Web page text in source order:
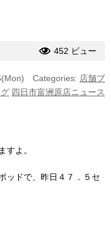
452 ビュー
Categories: 店舗ブ
四日市富洲原店ニュース
すよ。
ッドで、昨日４７．５セ